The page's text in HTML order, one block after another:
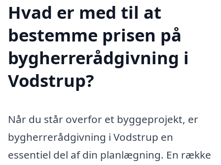
Hvad er med til at
bestemme prisen på
bygherrerådgivning i
Vodstrup?
Når du står overfor et byggeprojekt, er
bygherrerådgivning i Vodstrup en
essentiel del af din planlægning. En række